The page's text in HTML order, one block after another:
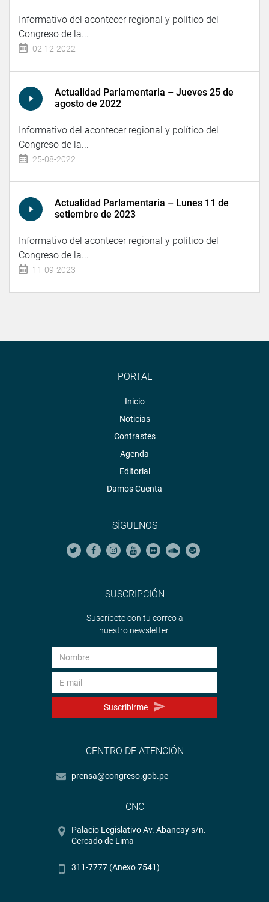
Informativo del acontecer regional y político del
Congreso de la...
02-12-2022
Actualidad Parlamentaria – Jueves 25 de
agosto de 2022
Informativo del acontecer regional y político del
Congreso de la...
25-08-2022
Actualidad Parlamentaria – Lunes 11 de
setiembre de 2023
Informativo del acontecer regional y político del
Congreso de la...
11-09-2023
PORTAL
Inicio
Noticias
Contrastes
Agenda
Editorial
Damos Cuenta
SÍGUENOS
SUSCRIPCIÓN
Suscríbete con tu correo a
nuestro newsletter.
Suscribirme
CENTRO DE ATENCIÓN
prensa@congreso.gob.pe
CNC
Palacio Legislativo Av. Abancay s/n.
Cercado de Lima
311-7777 (Anexo 7541)